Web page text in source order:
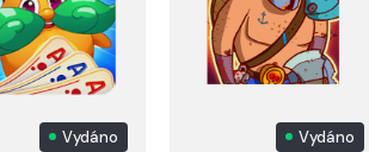
Vydáno Vydáno